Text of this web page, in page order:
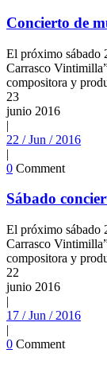
Concierto de
El próximo sábado
Carrasco
compositora y
23
junio 2016
|
22 / Jun / 2016
|
0 Comment
Sábado
El próximo sábado
Carrasco
compositora y
22
junio 2016
|
17 / Jun / 2016
|
0 Comment